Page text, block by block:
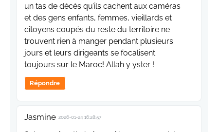
un tas de décès qu’ils cachent aux caméras
et des gens enfants, femmes, vieillards et
citoyens coupés du reste du territoire ne
trouvent rien à manger pendant plusieurs
jours et leurs dirigeants se focalisent
toujours sur le Maroc! Allah y yster !
Répondre
Jasmine 2026-01-24 16:28:57